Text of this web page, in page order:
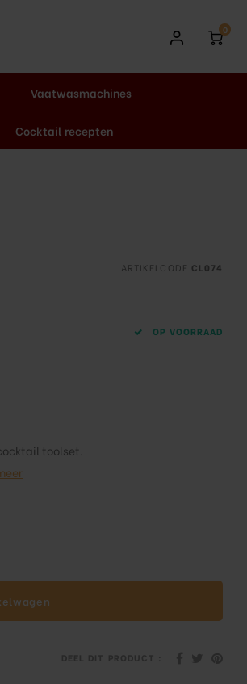
0
Vaatwasmachines
Cocktail recepten
ARTIKELCODE CL074
OP VOORRAAD
toolset.